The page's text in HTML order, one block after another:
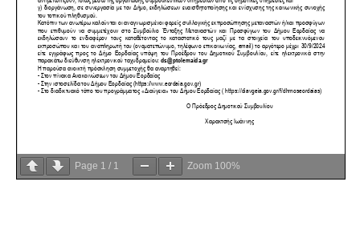
Page 1 / 1 Zoom 100%